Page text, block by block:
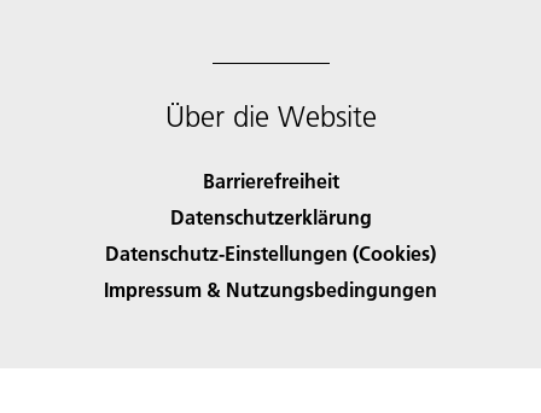
Über die Website
Barrierefreiheit
Datenschutzerklärung
Datenschutz-Einstellungen (Cookies)
Impressum & Nutzungsbedingungen